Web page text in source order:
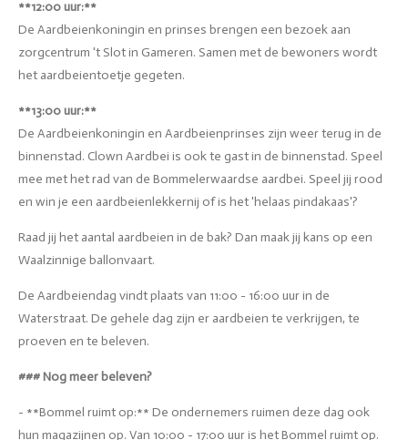
**12:00 uur:**
De Aardbeienkoningin en prinses brengen een bezoek aan
zorgcentrum 't Slot in Gameren. Samen met de bewoners wordt
het aardbeientoetje gegeten.
**13:00 uur:**
De Aardbeienkoningin en Aardbeienprinses zijn weer terug in de
binnenstad. Clown Aardbei is ook te gast in de binnenstad. Speel
mee met het rad van de Bommelerwaardse aardbei. Speel jij rood
en win je een aardbeienlekkernij of is het 'helaas pindakaas'?
Raad jij het aantal aardbeien in de bak? Dan maak jij kans op een
Waalzinnige ballonvaart.
De Aardbeiendag vindt plaats van 11:00 - 16:00 uur in de
Waterstraat. De gehele dag zijn er aardbeien te verkrijgen, te
proeven en te beleven.
### Nog meer beleven?
- **Bommel ruimt op:** De ondernemers ruimen deze dag ook
hun magazijnen op. Van 10:00 - 17:00 uur is het Bommel ruimt op.